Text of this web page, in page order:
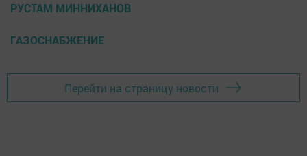
РУСТАМ МИННИХАНОВ
ГАЗОСНАБЖЕНИЕ
Перейти на страницу новости